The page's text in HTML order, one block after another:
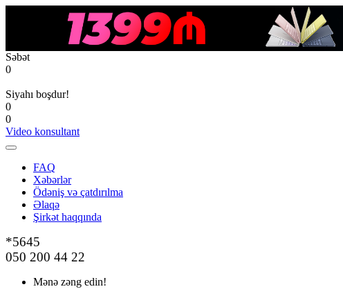
Səbət
0
Siyahı boşdur!
0
0
Video konsultant
FAQ
Xəbərlər
Ödəniş və çatdırılma
Əlaqə
Şirkət haqqında
*5645
050 200 44 22
Mənə zəng edin!